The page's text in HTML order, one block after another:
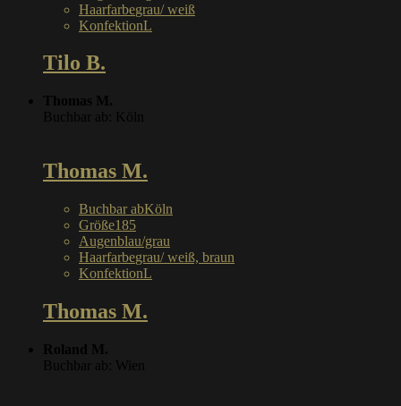
Haarfarbegrau/ weiß
KonfektionL
Tilo B.
Thomas M.
Buchbar ab: Köln
Thomas M.
Buchbar abKöln
Größe185
Augenblau/grau
Haarfarbegrau/ weiß, braun
KonfektionL
Thomas M.
Roland M.
Buchbar ab: Wien